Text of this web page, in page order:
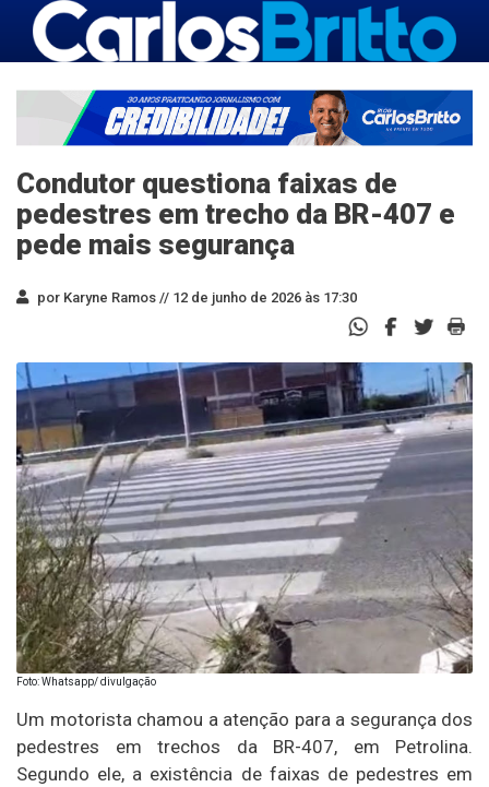
Condutor questiona faixas de
pedestres em trecho da BR-407 e
pede mais segurança
por Karyne Ramos // 12 de junho de 2026 às 17:30
Foto: Whatsapp/ divulgação
Um motorista chamou a atenção para a segurança dos
pedestres em trechos da BR-407, em Petrolina.
Segundo ele, a existência de faixas de pedestres em